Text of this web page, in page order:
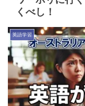
くべし！
英語学習